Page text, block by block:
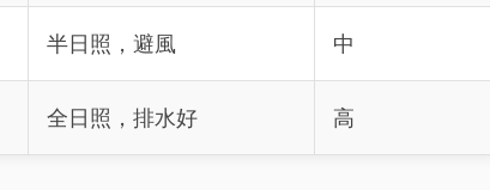
半日照，避風 中
全日照，排水好 高